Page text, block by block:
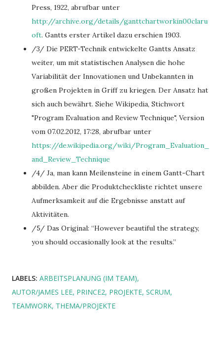
Press, 1922, abrufbar unter
http://archive.org/details/ganttchartworkin00claru
oft. Gantts erster Artikel dazu erschien 1903.
/3/ Die PERT-Technik entwickelte Gantts Ansatz
weiter, um mit statistischen Analysen die hohe
Variabilität der Innovationen und Unbekannten in
großen Projekten in Griff zu kriegen. Der Ansatz hat
sich auch bewährt. Siehe Wikipedia, Stichwort
"Program Evaluation and Review Technique", Version
vom 07.02.2012, 17:28, abrufbar unter
https://de.wikipedia.org/wiki/Program_Evaluation_
and_Review_Technique
/4/ Ja, man kann Meilensteine in einem Gantt-Chart
abbilden. Aber die Produktcheckliste richtet unsere
Aufmerksamkeit auf die Ergebnisse anstatt auf
Aktivitäten.
/5/ Das Original: “However beautiful the strategy,
you should occasionally look at the results.”
LABELS: ARBEITSPLANUNG (IM TEAM)
AUTOR/JAMES LEE PRINCE2 PROJEKTE SCRUM
TEAMWORK THEMA/PROJEKTE